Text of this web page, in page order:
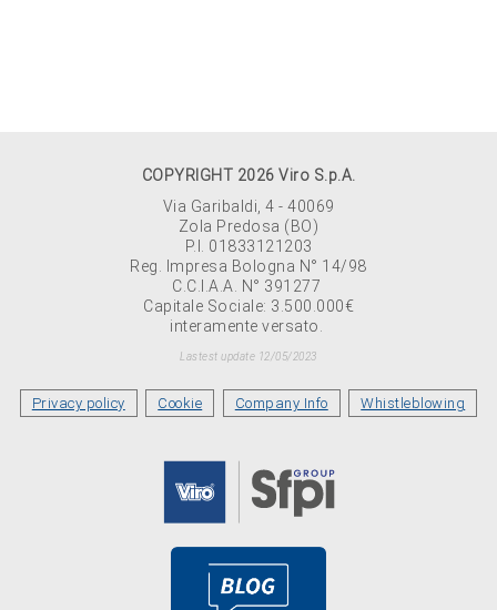
COPYRIGHT 2026 Viro S.p.A.
Via Garibaldi, 4 - 40069
Zola Predosa (BO)
P.I. 01833121203
Reg. Impresa Bologna N° 14/98
C.C.I.A.A. N° 391277
Capitale Sociale: 3.500.000€
interamente versato.
Lastest update 12/05/2023
Privacy policy Cookie Company Info Whistleblowing